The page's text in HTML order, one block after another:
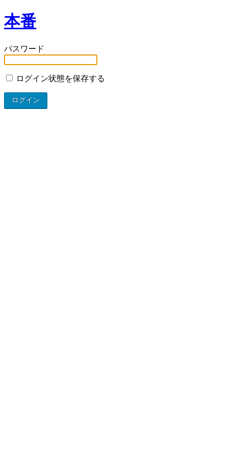
本番
パスワード
ログイン状態を保存する